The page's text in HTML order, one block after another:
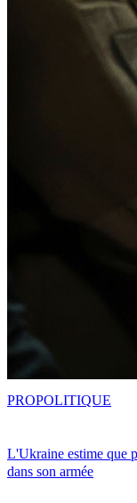
L'Ukraine estime que
dans son armée
PROPOLITIQUE